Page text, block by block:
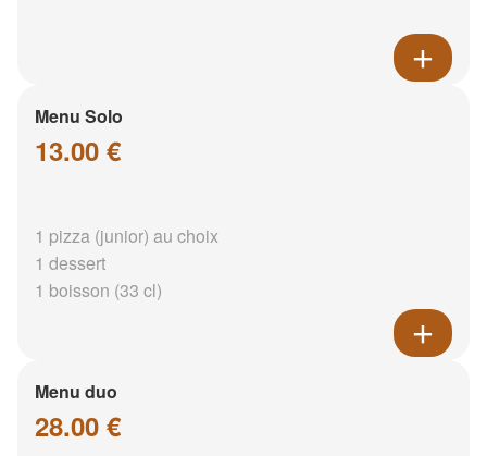
Menu Solo
13.00 €
1 pizza (junior) au choix
1 dessert
1 boisson (33 cl)
Menu duo
28.00 €